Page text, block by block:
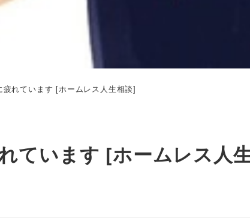
れています [ホームレス人生相談]
ています [ホームレス人